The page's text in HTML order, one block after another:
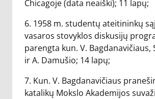
Chicagoje (data neaiški); 11 lapų;
6. 1958 m. studentų ateitininkų
vasaros stovyklos diskusijų
parengta kun. V. Bagdanavičiaus,
ir A. Damušio; 14 lapų;
7. Kun. V. Bagdanavičiaus
katalikų Mokslo Akademijos